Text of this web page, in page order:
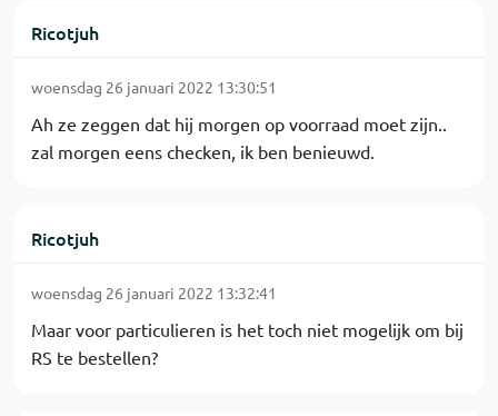
Ricotjuh
woensdag 26 januari 2022 13:30:51
Ah ze zeggen dat hij morgen op voorraad moet zijn..
zal morgen eens checken, ik ben benieuwd.
Ricotjuh
woensdag 26 januari 2022 13:32:41
Maar voor particulieren is het toch niet mogelijk om bij
RS te bestellen?